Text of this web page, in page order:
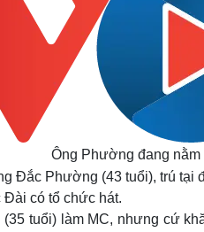
Tình yêu - Gia đình
Văn
Âm
Ông Phường đang nằm
Đắc Phường (43 tuổi), trú tại
có tổ chức hát.
tuổi) làm MC, nhưng cứ